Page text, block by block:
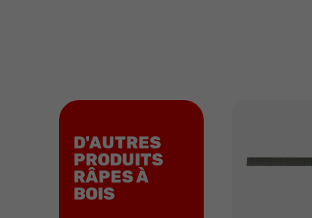
D'AUTRES
PRODUITS
RÂPES À
BOIS